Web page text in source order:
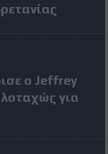
ο Jeffrey
για